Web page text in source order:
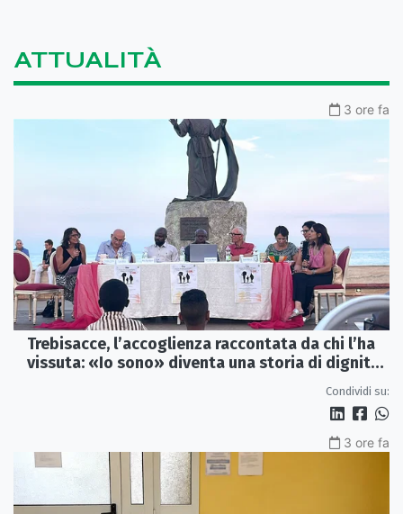
ATTUALITÀ
3 ore fa
Trebisacce, l’accoglienza raccontata da chi l’ha
vissuta: «Io sono» diventa una storia di dignità
Condividi su:
3 ore fa